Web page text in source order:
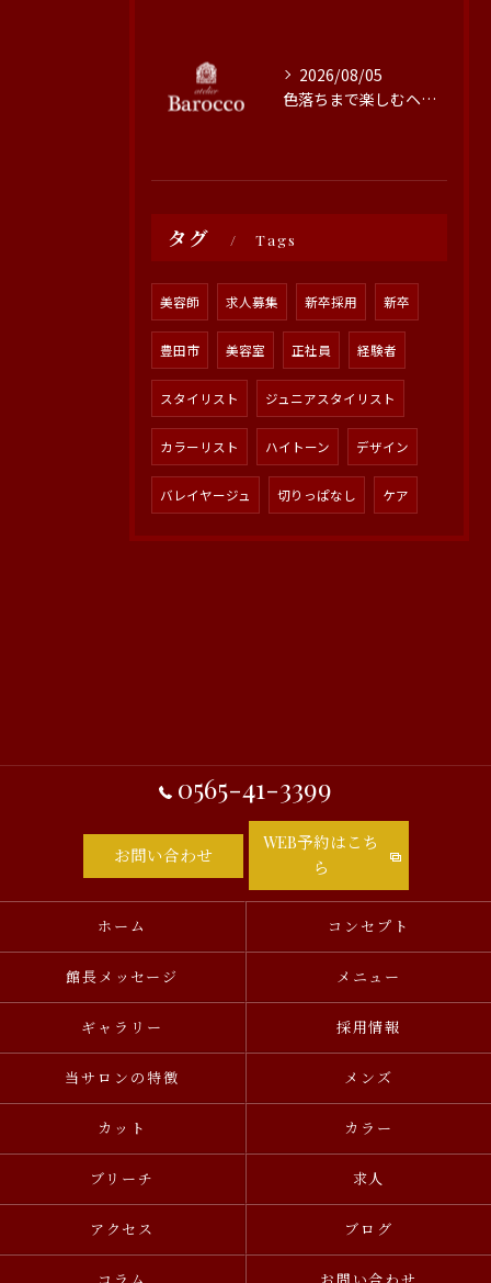
2026/08/05
色落ちまで楽しむヘアカラーの秘訣
タグ Tags
美容師 求人募集 新卒採用 新卒
豊田市 美容室 正社員 経験者
スタイリスト ジュニアスタイリスト
カラーリスト ハイトーン デザイン
バレイヤージュ 切りっぱなし ケア
0565-41-3399
お問い合わせ
WEB予約はこち
ら
ホーム コンセプト
館長メッセージ メニュー
ギャラリー 採用情報
当サロンの特徴 メンズ
カット カラー
ブリーチ 求人
アクセス ブログ
コラム お問い合わせ